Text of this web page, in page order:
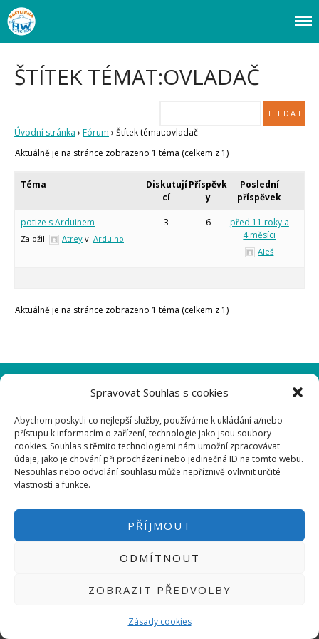
Spravovat Souhlas s cookies
Abychom poskytli co nejlepší služby, používáme k ukládání a/nebo
přístupu k informacím o zařízení, technologie jako jsou soubory
cookies. Souhlas s těmito technologiemi nám umožní zpracovávat
údaje, jako je chování při procházení nebo jedinečná ID na tomto webu.
Nesouhlas nebo odvolání souhlasu může nepříznivě ovlivnit určité
vlastnosti a funkce.
PŘÍJMOUT
ODMÍTNOUT
ZOBRAZIT PŘEDVOLBY
Zásady cookies
Úvod
Fórum
Často kladené dotazy
Vaše projekty
Začínáme s Arduinem
Arduino Software
Tutoriály
Arduino s Massimem Banzim
Makeblock
Koupit
Webový magazín o bastlení a tvoření. Naučte se základy programování a
elektroniky zábavnou formou! Arduino a microbit projekty, návody,
ŠTÍTEK TÉMAT:OVLADAČ
Úvodní stránka › Fórum › Štítek témat:ovladač
Aktuálně je na stránce zobrazeno 1 téma (celkem z 1)
Téma
Diskutují
cí
Příspěvk
y
Poslední
příspěvek
potize s Arduinem
Založil: Atrey v: Arduino
3 6
před 11 roky a
4 měsíci
Aleš
Aktuálně je na stránce zobrazeno 1 téma (celkem z 1)
PŘIHLÁSIT SE|
BASTLÍRNU PROVOZUJE E-SHOP
HWKITCHEN.CZ2014-2026